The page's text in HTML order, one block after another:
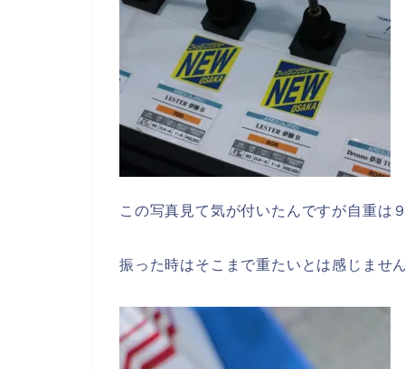
この写真見て気が付いたんですが自重は
振った時はそこまで重たいとは感じませ